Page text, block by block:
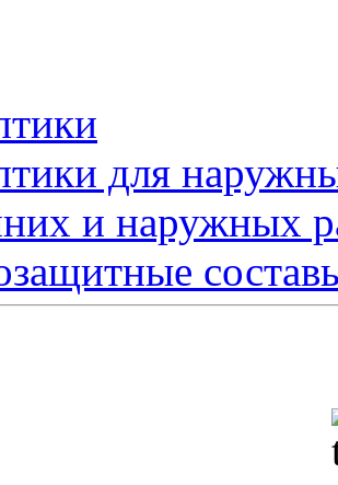
для
и наружных